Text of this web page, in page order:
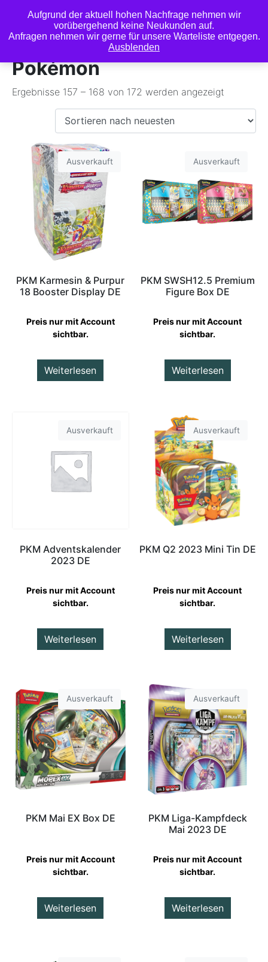
Aufgrund der aktuell hohen Nachfrage nehmen wir
vorübergehend keine Neukunden auf.
Anfragen nehmen wir gerne für unsere Warteliste entgegen.
Ausblenden
0
Pokémon
Ergebnisse 157 – 168 von 172 werden angezeigt
Ausverkauft
PKM Karmesin & Purpur
18 Booster Display DE
Preis nur mit Account
sichtbar.
Weiterlesen
Ausverkauft
PKM SWSH12.5 Premium
Figure Box DE
Preis nur mit Account
sichtbar.
Weiterlesen
Ausverkauft
PKM Adventskalender
2023 DE
Preis nur mit Account
sichtbar.
Weiterlesen
Ausverkauft
PKM Q2 2023 Mini Tin DE
Preis nur mit Account
sichtbar.
Weiterlesen
Ausverkauft
PKM Mai EX Box DE
Preis nur mit Account
sichtbar.
Weiterlesen
Ausverkauft
PKM Liga-Kampfdeck
Mai 2023 DE
Preis nur mit Account
sichtbar.
Weiterlesen